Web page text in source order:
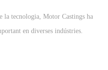
la tecnologia, Motor Castings ha
en diverses indústries.